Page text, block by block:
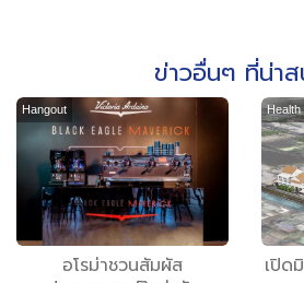
ข่าวอื่นๆ ที่น่าส
Hangout
อโรม่าชวนสัมผัส
Health
เปิด